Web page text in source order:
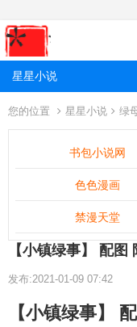
星星小说
您的位置 星星小说 绿
书包小说网
色色漫画
禁漫天堂
【小镇绿事】 配
发布:2021-01-09 07:42
【小镇绿事】